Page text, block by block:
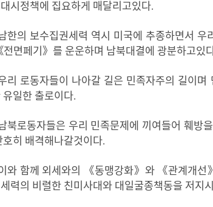
시정책에 집요하게 매달리고있다.
한의 보수집권세력 역시 미국에 추종하면서 우리
전면페기 》 를 운운하며 남북대결에 광분하고있
리 로동자들이 나아갈 길은 민족자주의 길이며
유일한 출로이다.
북로동자들은 우리 민족문제에 끼여들어 훼방을
호히 배격해나갈것이다.
와 함께 외세와의 《동맹강화》 와《관계개선 》
력의 비렬한 친미사대와 대일굴종책동을 저지